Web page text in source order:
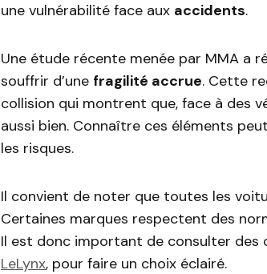
une vulnérabilité face aux accidents.
Une étude récente menée par MMA a
souffrir d’une fragilité accrue. Cette
collision qui montrent que, face à des
aussi bien. Connaître ces éléments
les risques.
Il convient de noter que toutes les
Certaines marques respectent des
Il est donc important de consulter des
LeLynx, pour faire un choix éclairé.